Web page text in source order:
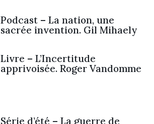
Podcast – La nation, une
sacrée invention. Gil Mihaely
Livre – L’Incertitude
apprivoisée. Roger Vandomme
Série d’été – La guerre de